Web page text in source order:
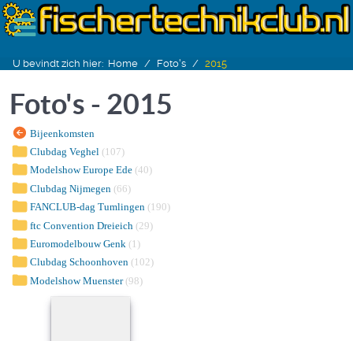
U bevindt zich hier: Home Foto's 2015
Foto's - 2015
Bijeenkomsten
Clubdag Veghel (107)
Modelshow Europe Ede (40)
Clubdag Nijmegen (66)
FANCLUB-dag Tumlingen (190)
ftc Convention Dreieich (29)
Euromodelbouw Genk (1)
Clubdag Schoonhoven (102)
Modelshow Muenster (98)